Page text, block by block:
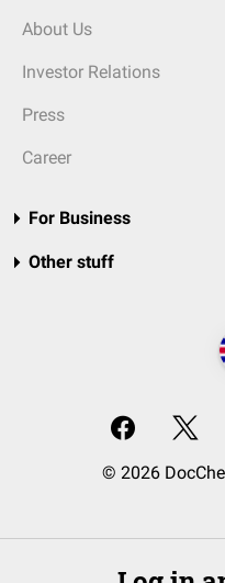
About Us
Investor Relations
Press
Career
For Business
Other stuff
© 2026